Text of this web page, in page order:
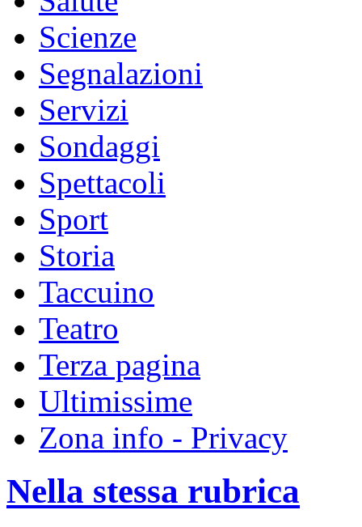
Scienze
Segnalazioni
Servizi
Sondaggi
Spettacoli
Sport
Storia
Taccuino
Teatro
Terza pagina
Ultimissime
Zona info - Privacy
Nella stessa rubrica